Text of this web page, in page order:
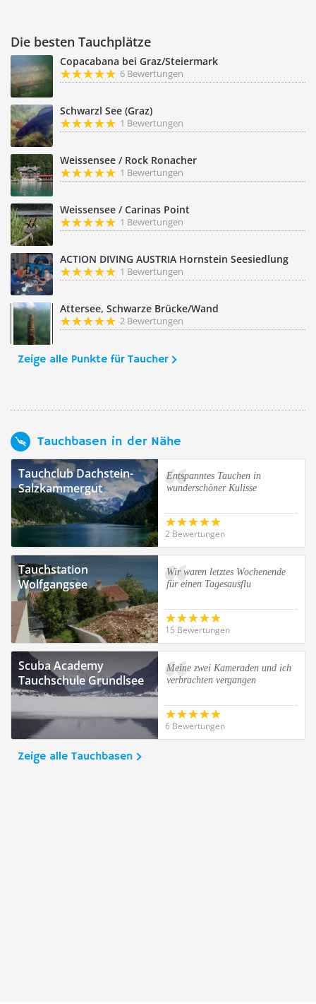
Die besten Tauchplätze
Copacabana bei Graz/Steiermark
6 Bewertungen
Schwarzl See (Graz)
1 Bewertungen
Weissensee / Rock Ronacher
1 Bewertungen
Weissensee / Carinas Point
1 Bewertungen
ACTION DIVING AUSTRIA Hornstein Seesiedlung
1 Bewertungen
Attersee, Schwarze Brücke/Wand
2 Bewertungen
Zeige alle Punkte für Taucher
Tauchbasen in der Nähe
Tauchclub Dachstein-
Salzkammergut
Entspanntes Tauchen in
wunderschöner Kulisse
2 Bewertungen
Tauchstation
Wolfgangsee
Wir waren letztes Wochenende
für einen Tagesausflu
15 Bewertungen
Scuba Academy
Tauchschule Grundlsee
Meine zwei Kameraden und ich
verbrachten vergangen
6 Bewertungen
Zeige alle Tauchbasen